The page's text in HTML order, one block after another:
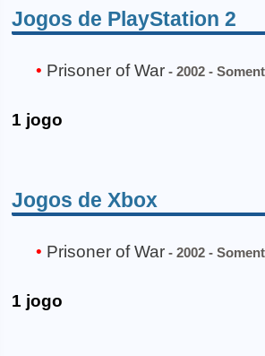
Jogos de PlayStation 2
Prisoner of War - 2002 -
1 jogo
Jogos de Xbox
Prisoner of War - 2002 -
1 jogo